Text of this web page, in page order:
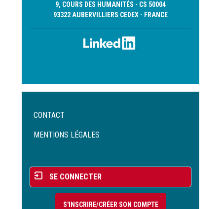
9, COURS DES HUMANITÉS - CS 50004
93322 AUBERVILLIERS CEDEX - FRANCE
Menu
de
CONTACT
MENTIONS LÉGALES
Menu
du
compte
SE CONNECTER
S'INSCRIRE/CRÉER SON COMPTE